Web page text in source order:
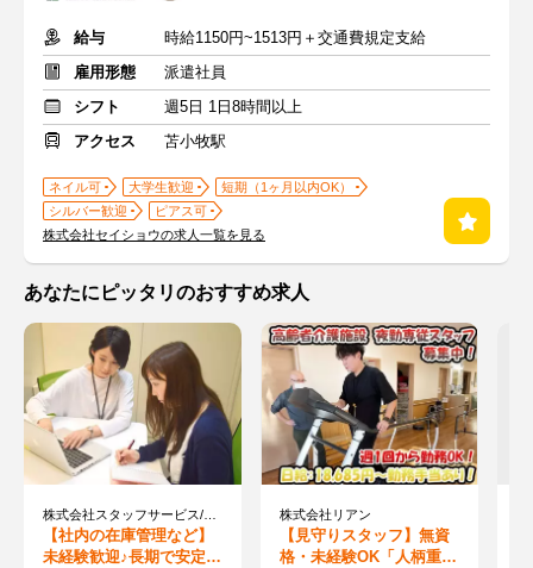
給与
時給1150円~1513円＋交通費規定支給
雇用形態
派遣社員
シフト
週5日 1日8時間以上
アクセス
苫小牧駅
ネイル可 大学生歓迎
短期（1ヶ月以内OK）
シルバー歓迎
ピアス可
株式会社セイショウの求人一覧を見る
あなたにピッタリのおすすめ求人
【社内の在庫管理など】
未経験歓迎♪長期で安定勤
株式会社リアン
【見守りスタッフ】無資
格・未経験OK「人柄重視